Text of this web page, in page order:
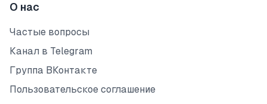
О нас
Частые вопросы
Канал в Telegram
Группа ВКонтакте
Пользовательское соглашение